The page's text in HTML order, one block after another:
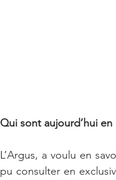
Qui sont aujourd’hui
L’Argus, a voulu en
pu consulter en